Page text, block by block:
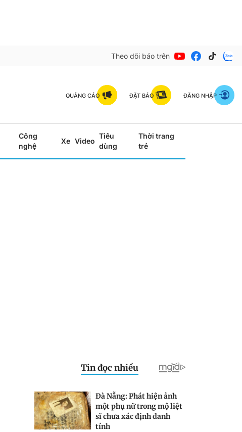
Theo dõi báo trên
QUẢNG CÁO ĐẶT BÁO ĐĂNG NHẬP
Công
nghệ
Xe Video
Tiêu
dùng
Thời trang
trẻ